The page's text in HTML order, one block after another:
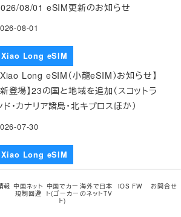
08/01 eSIM更新のお知らせ
08-01
Xiao Long eSIM
Xiao Long eSIM（小龍eSIM）お知らせ】
新登場】23の国と地域を追加（スコットラ
ド・カナリア諸島・北キプロスほか）
07-30
Xiao Long eSIM
イト全体をリニューアル — マスコット
「ロンロン（仮）」も登場
報 中国ネット
規制回避
中国でカー
ト(ゴーカー
ト)
海外で日本
のネットTV
iOS FW お問合せ